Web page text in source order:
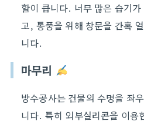
할이 큽니다. 너무 많은 습기
고, 통풍을 위해 창문을 간혹
니다.
마무리
방수공사는 건물의 수명을 좌
니다. 특히 외부실리콘을 이용